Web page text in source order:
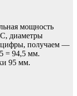
мощность
диаметры
цифры, получаем —
= 94,5 мм.
95 мм.